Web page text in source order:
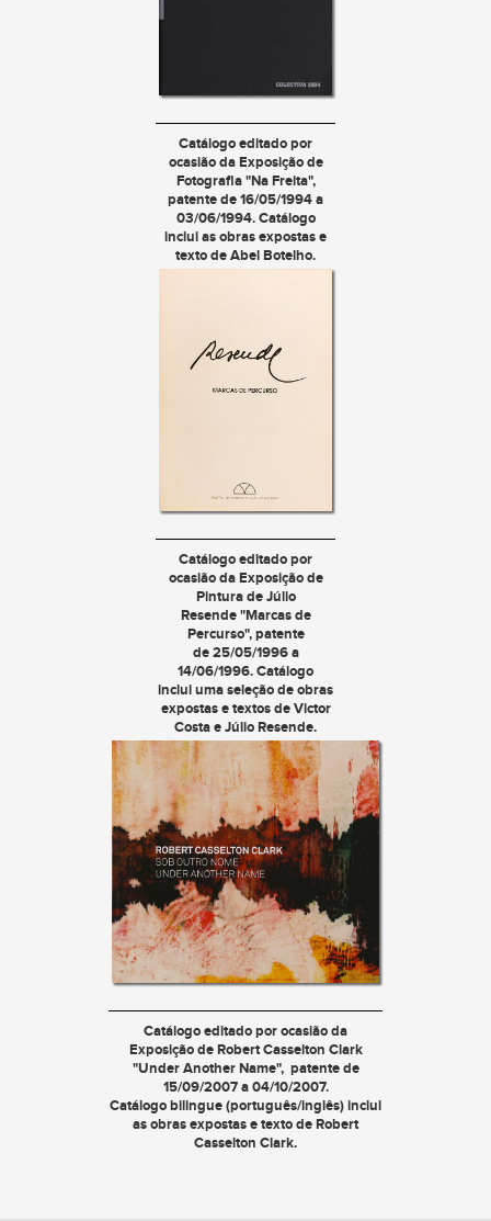
Catálogo editado por
ocasião da Exposição de
Fotografia "Na Freita",
patente de 16/05/1994 a
03/06/1994. Catálogo
inclui as obras expostas e
texto de Abel Botelho.
Catálogo editado por
ocasião da Exposição de
Pintura de Júlio
Resende "Marcas de
Percurso", patente
de 25/05/1996 a
14/06/1996. Catálogo
inclui uma seleção de obras
expostas e textos de Victor
Costa e Júlio Resende.
Catálogo editado por ocasião da
Exposição de Robert Casselton Clark
"Under Another Name", patente de
15/09/2007 a 04/10/2007.
Catálogo bilingue (português/inglês) inclui
as obras expostas e texto de Robert
Casselton Clark.